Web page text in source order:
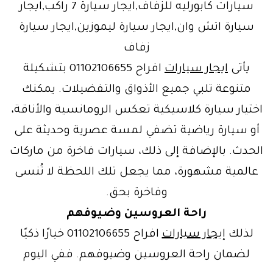
سيارات كابورليه للزفاف,ايجار سيارة 7 راكب,ايجار
سيارة اتش وان,ايجار سيارة ليموزين,ايجار سيارة
زفاف
يأتى ايجار سيارات
افراح 01102106655 بتشكيلة
متنوعة تلبي جميع الأذواق والتفضيلات. يمكنك
اختيار سيارة كلاسيكية تعكس الرومانسية والأناقة،
أو سيارة رياضية تضفي لمسة عصرية وحديثة على
الحدث. بالإضافة إلى ذلك، سيارات فاخرة من ماركات
عالمية مشهورة، مما يجعل تلك اللحظة لا تُنسى
وفاخرة بحق.
راحة العروسين وضيوفهم
لذلك إيجار سيارات
افراح 01102106655 خيارًا ذكيًا
لضمان راحة العروسين وضيوفهم. ففي اليوم